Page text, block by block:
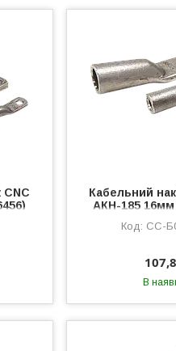
CNC
Кабельний
АКН-185 16мм
CC-
В